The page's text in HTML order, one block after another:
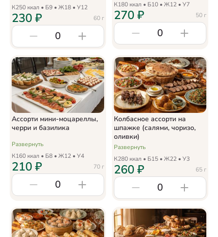
К250 ккал • Б9 • Ж18 • У12
60 г
230₽
0
К180 ккал • Б10 • Ж12 • У7
50 г
270₽
0
Ассорти мини-моцареллы,
черри и базилика
Развернуть
К160 ккал • Б8 • Ж12 • У4
70 г
210₽
0
Колбасное ассорти на
шпажке (салями, чоризо,
оливки)
Развернуть
К280 ккал • Б15 • Ж22 • У3
65 г
260₽
0